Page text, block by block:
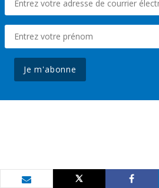
Je m'abonne